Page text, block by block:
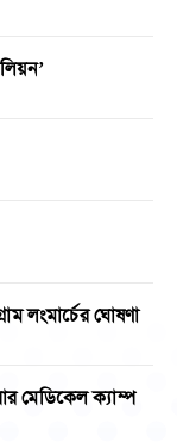
লংমার্চের ঘোষণা
মেডিকেল ক্যাম্প